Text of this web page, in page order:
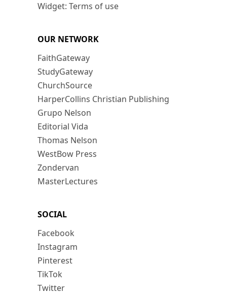
Widget: Terms of use
OUR NETWORK
FaithGateway
StudyGateway
ChurchSource
HarperCollins Christian Publishing
Grupo Nelson
Editorial Vida
Thomas Nelson
WestBow Press
Zondervan
MasterLectures
SOCIAL
Facebook
Instagram
Pinterest
TikTok
Twitter